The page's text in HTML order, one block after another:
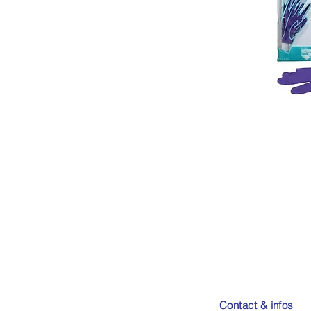
Contact & infos